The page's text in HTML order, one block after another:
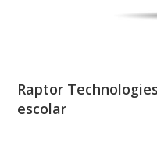
Raptor
escolar